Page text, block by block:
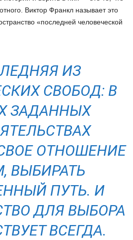
Виктор Франкл называет это
«последней человеческой
ИЗ
СВОБОД: В
ЗАДАННЫХ
ОТНОШЕНИЕ
ВЫБИРАТЬ
ПУТЬ. И
ДЛЯ ВЫБОРА
ВСЕГДА.